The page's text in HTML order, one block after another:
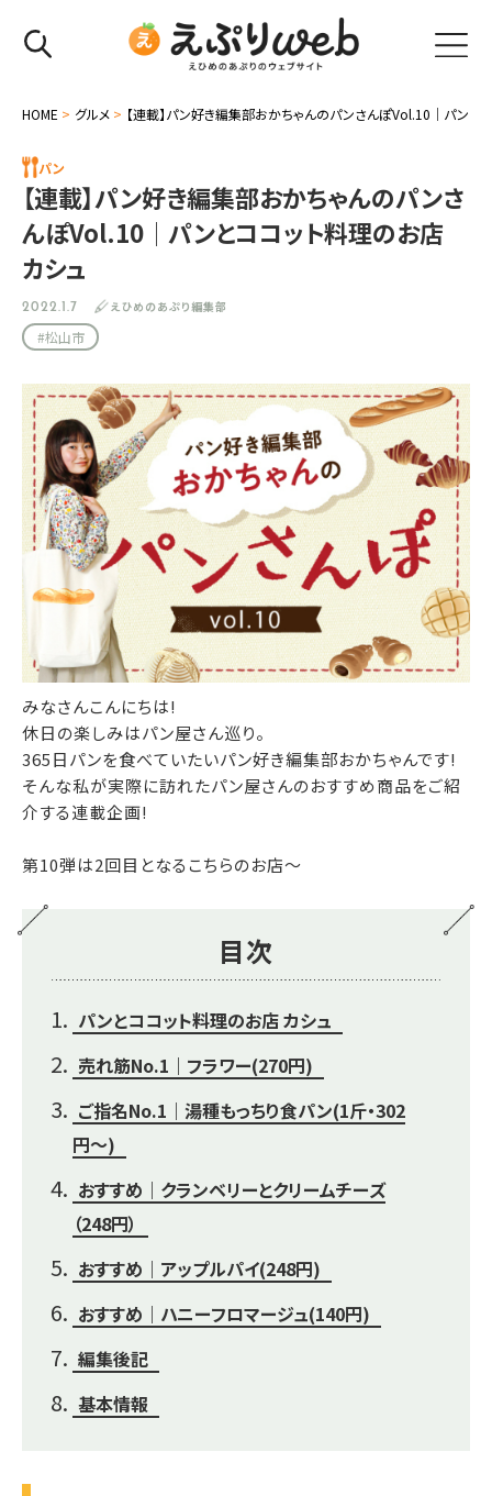
HOME > グルメ > 【連載】パン好き編集部おかちゃんのパンさんぽVol.10│パンと
パン
【連載】パン好き編集部おかちゃんのパンさ
んぽVol.10│パンとココット料理のお店
カシュ
2022.1.7 えひめのあぷり編集部
#松山市
みなさんこんにちは!
休日の楽しみはパン屋さん巡り。
365日パンを食べていたいパン好き編集部おかちゃんです!
そんな私が実際に訪れたパン屋さんのおすすめ商品をご紹
介する連載企画!
第10弾は2回目となるこちらのお店～
目次
パンとココット料理のお店 カシュ
売れ筋No.1｜フラワー(270円)
ご指名No.1｜湯種もっちり食パン(1斤・302
円～)
おすすめ｜クランベリーとクリームチーズ
（248円）
おすすめ｜アップルパイ(248円)
おすすめ｜ハニーフロマージュ(140円)
編集後記
基本情報